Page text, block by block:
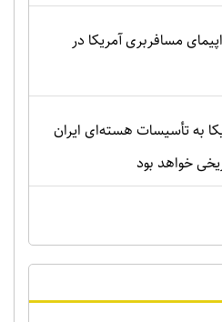
مسافربری آمریکا در
به تأسیسات هسته‌ای ایران
خواهد بود